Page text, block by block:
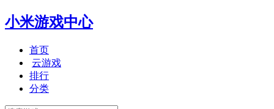
小米游戏中心
首页
云游戏
排行
分类